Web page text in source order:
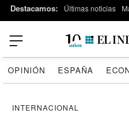
Destacamos: Últimas noticias
OPINIÓN ESPAÑA
INTERNACIONAL